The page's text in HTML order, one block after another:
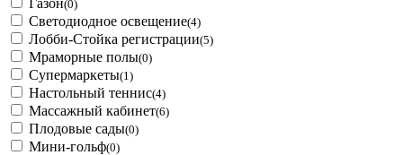
Газон(0)
Светодиодное освещение(4)
Лобби-Стойка регистрации(5)
Мраморные полы(0)
Супермаркеты(1)
Настольный теннис(4)
Массажный кабинет(6)
Плодовые сады(0)
Мини-гольф(0)